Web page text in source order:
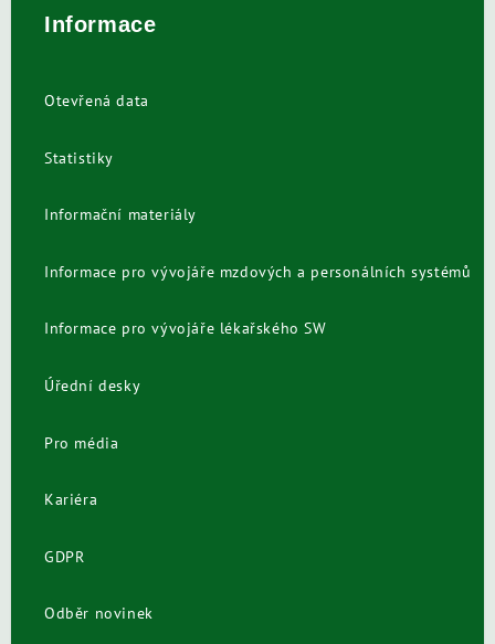
Informace
Otevřená data
Statistiky
Informační materiály
Informace pro vývojáře mzdových a personálních systémů
Informace pro vývojáře lékařského SW
Úřední desky
Pro média
Kariéra
GDPR
Odběr novinek